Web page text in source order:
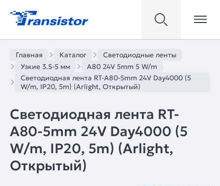
Главная Каталог
Светодиодные ленты
Узкие 3.5-5 мм
A80 24V 5mm 5 W/m
Светодиодная лента RT-A80-5mm 24V Day4000 (5
W/m, IP20, 5m) (Arlight, Открытый)
Светодиодная лента RT-
A80-5mm 24V Day4000 (5
W/m, IP20, 5m) (Arlight,
Открытый)